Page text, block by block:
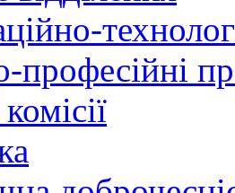
професійні